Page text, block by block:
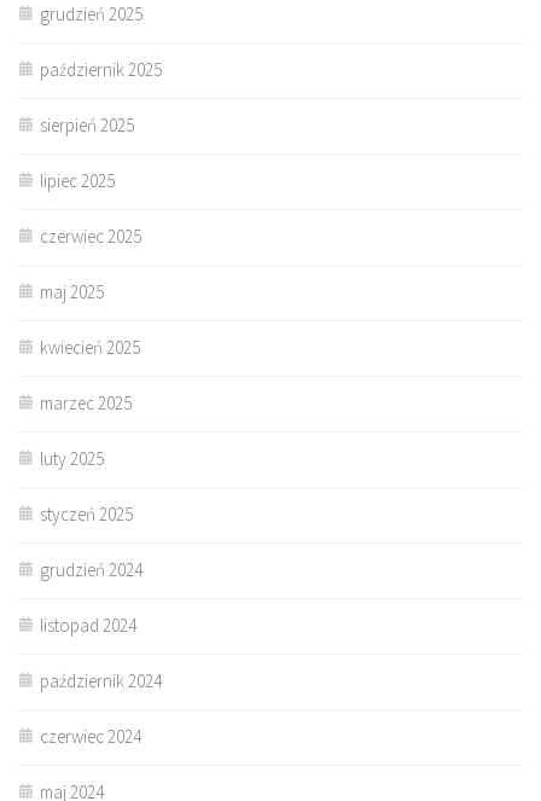
grudzień 2025
październik 2025
sierpień 2025
lipiec 2025
czerwiec 2025
maj 2025
kwiecień 2025
marzec 2025
luty 2025
styczeń 2025
grudzień 2024
listopad 2024
październik 2024
czerwiec 2024
maj 2024